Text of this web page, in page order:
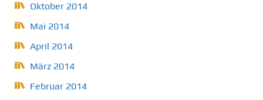
Oktober 2014
Mai 2014
April 2014
März 2014
Februar 2014